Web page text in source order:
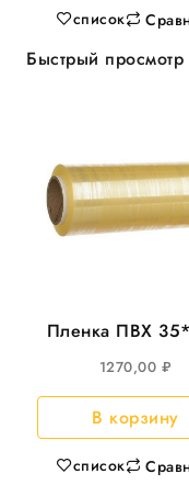
список
Быстрый просмотр
Пленка ПВХ
CAST 8мкм
1270,00 ₽
В корзину
список